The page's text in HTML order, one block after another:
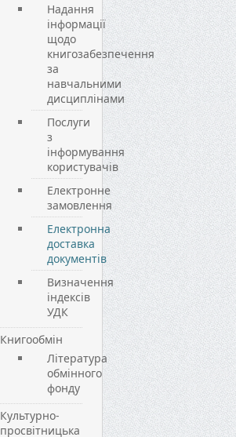
Надання
інформації
щодо
книгозабезпечення
за
навчальними
дисциплінами
Послуги
з
інформування
користувачів
Електронне
замовлення
Електронна
доставка
документів
Визначення
індексів
УДК
Книгообмін
Література
обмінного
фонду
Культурно-
просвітницька